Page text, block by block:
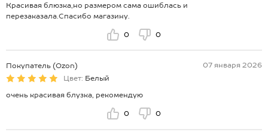
Красивая блюзка,но размером сама ошиблась и
перезаказала.Спасибо магазину.
0 0
Покупатель (Ozon)
07 января 2026
Цвет: Белый
очень красивая блузка, рекомендую
0 0